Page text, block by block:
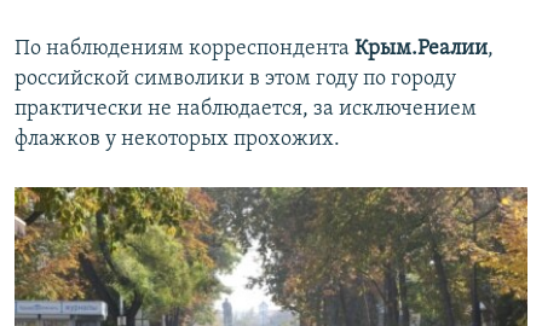
По наблюдениям корреспондента Крым.Реалии,
российской символики в этом году по городу
практически не наблюдается, за исключением
флажков у некоторых прохожих.